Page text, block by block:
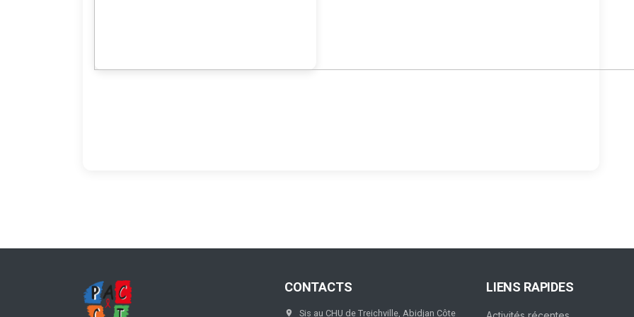
CONTACTS
Sis au CHU de Treichville, Abidjan Côte
LIENS RAPIDES